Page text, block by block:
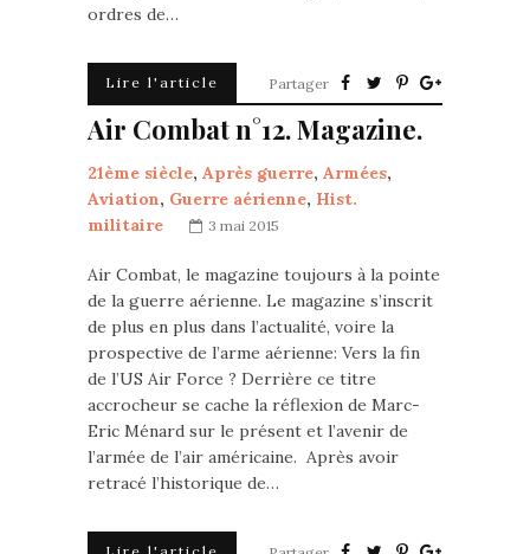
ordres de…
Lire l'article Partager
Air Combat n°12. Magazine.
21ème siècle, Après guerre, Armées,
Aviation, Guerre aérienne, Hist.
militaire
3 mai 2015
Air Combat, le magazine toujours à la pointe
de la guerre aérienne. Le magazine s’inscrit
de plus en plus dans l’actualité, voire la
prospective de l’arme aérienne: Vers la fin
de l’US Air Force ? Derrière ce titre
accrocheur se cache la réflexion de Marc-
Eric Ménard sur le présent et l’avenir de
l’armée de l’air américaine. Après avoir
retracé l’historique de…